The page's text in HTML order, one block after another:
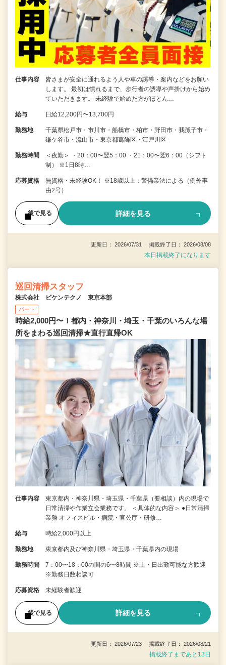
仕事内容
皆さまが安全に通れるよう人や車の誘導・案内などをお願い
します。 最初は慣れるまで、歩行者の誘導や声掛けから始め
ていただきます。 未経験で始めた方がほとん…
給与 日給12,200円〜13,700円
勤務地
千葉県松戸市・市川市・船橋市・柏市・野田市・我孫子市・
鎌ケ谷市・流山市・東京都葛飾区・江戸川区
勤務時間
＜夜勤＞ ・20：00〜翌5：00 ・21：00〜翌6：00（シフト
制） ※1日8時…
応募資格
無資格・未経験OK！ ※18歳以上：警備業法による（例外事
由2号）
後で見る 詳細を見る
更新日： 2026/07/31 掲載終了日： 2026/08/08
本日掲載終了になります
巡回清掃スタッフ
株式会社 ビケンテクノ 東京本部
パート
時給2,000円〜！都内・神奈川・埼玉・千葉のいろんな場
所をまわる巡回清掃★直行直帰OK
仕事内容
東京都内・神奈川県・埼玉県・千葉県（要相談）内の現場で
日常清掃や作業立会業務です。 ＜具体的な内容＞ ●日常清掃
業務 オフィスビル・病院・官公庁・研修…
給与 時給2,000円以上
勤務地 東京都内及び神奈川県・埼玉県・千葉県内の現場
勤務時間
7：00〜18：00の間の6〜8時間 ※土・日出勤可能な方歓迎
※勤務日数相談可
応募資格 未経験者歓迎
後で見る 詳細を見る
更新日： 2026/07/23 掲載終了日： 2026/08/21
掲載終了まであと13日